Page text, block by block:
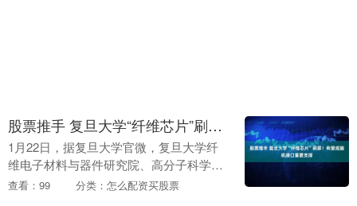
股票推手 复旦大学“纤维芯片”刷屏！有望成脑机接口重要支撑
1月22日，据复旦大学官微，复旦大学纤
维电子材料与器件研究院、高分子科学
系、先进材料实验室、聚合物分子工程全
查看：99 分类：怎么配资买股票